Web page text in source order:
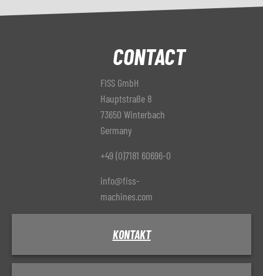
CONTACT
FISS GmbH
Hauptstraße 8
73650 Winterbach
Germany
+49 (0)7181 60696-0
info@fiss-
machines.com
KONTAKT